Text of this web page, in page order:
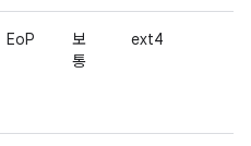
EoP
보
통
ext4